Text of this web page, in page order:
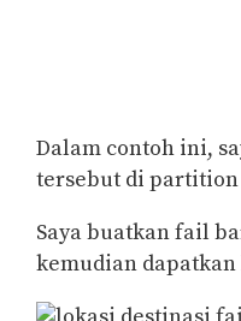
Dalam contoh ini,
tersebut di
Saya buatkan fail
kemudian